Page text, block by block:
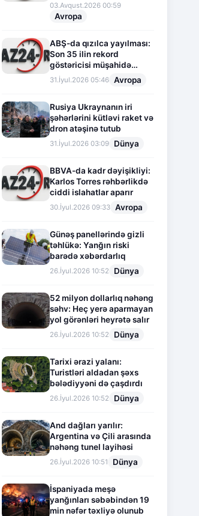
fasilə verir
03.Avqust.2026 00:59
Avropa
ABŞ-da qızılca yayılması:
Son 35 ilin rekord
göstəricisi müşahidə
olunur
31.İyul.2026 05:46 Avropa
Rusiya Ukraynanın iri
şəhərlərini kütləvi raket və
dron atəşinə tutub
31.İyul.2026 03:09 Dünya
BBVA-da kadr dəyişikliyi:
Karlos Torres rəhbərlikdə
ciddi islahatlar aparır
30.İyul.2026 09:33 Avropa
Günəş panellərində gizli
təhlükə: Yanğın riski
barədə xəbərdarlıq
26.İyul.2026 10:52 Dünya
52 milyon dollarlıq nəhəng
səhv: Heç yerə aparmayan
yol görənləri heyrətə salır
26.İyul.2026 10:52 Dünya
Tarixi ərazi yalanı:
Turistləri aldadan şəxs
bələdiyyəni də çaşdırdı
26.İyul.2026 10:52 Dünya
And dağları yarılır:
Argentina və Çili arasında
nəhəng tunel layihəsi
26.İyul.2026 10:51 Dünya
İspaniyada meşə
yanğınları səbəbindən 19
min nəfər təxliyə olunub